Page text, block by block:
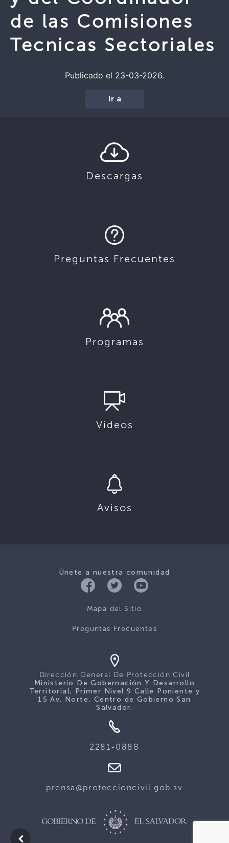
de las Comisiones
Tecnicas Sectoriales
Publicado el 23-03-2026.
Ir a
Descargas
Preguntas Frecuentes
Programas
Videos
Avisos
Únete a nuestra comunidad
Mapa del Sitio
Preguntas Frecuentes
Dirección General De Protección Civil
Ministerio De Gobernación Y Desarrollo
Territorial, Primer Nivel 9 Calle Poniente y
15 Av. Norte, Centro de Gobierno San
Salvador.
2281-0888
prensa@proteccioncivil.gob.sv